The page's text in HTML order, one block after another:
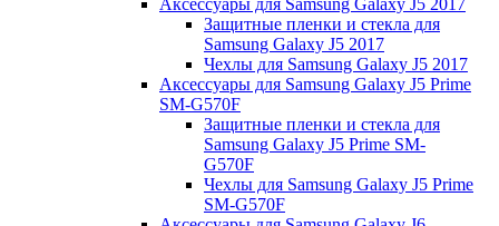
Защитные пленки и стекла для
Samsung Galaxy J5 2017
Чехлы для Samsung Galaxy J5 2017
Аксессуары для Samsung Galaxy J5 Prime
SM-G570F
Защитные пленки и стекла для
Samsung Galaxy J5 Prime SM-
G570F
Чехлы для Samsung Galaxy J5 Prime
SM-G570F